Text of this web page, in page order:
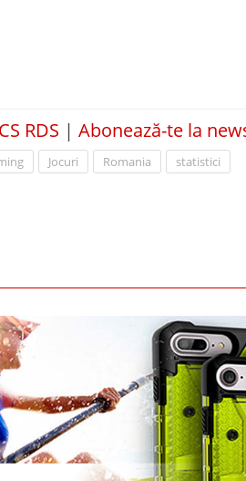
RDS | Abonează-te la
Jocuri Romania statistici